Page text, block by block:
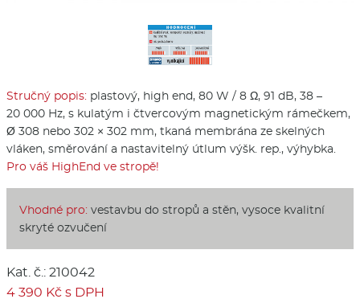
Stručný popis: plastový, high end, 80 W / 8 Ω, 91 dB, 38 –
20 000 Hz, s kulatým i čtvercovým magnetickým rámečkem,
Ø 308 nebo 302 × 302 mm, tkaná membrána ze skelných
vláken, směrování a nastavitelný útlum výšk. rep., výhybka.
Pro váš HighEnd ve stropě!
Vhodné pro: vestavbu do stropů a stěn, vysoce kvalitní
skryté ozvučení
Kat. č.: 210042
4 390 Kč s DPH